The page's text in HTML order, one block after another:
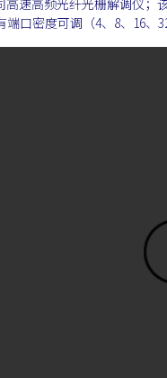
口密度可调（4、8、16、